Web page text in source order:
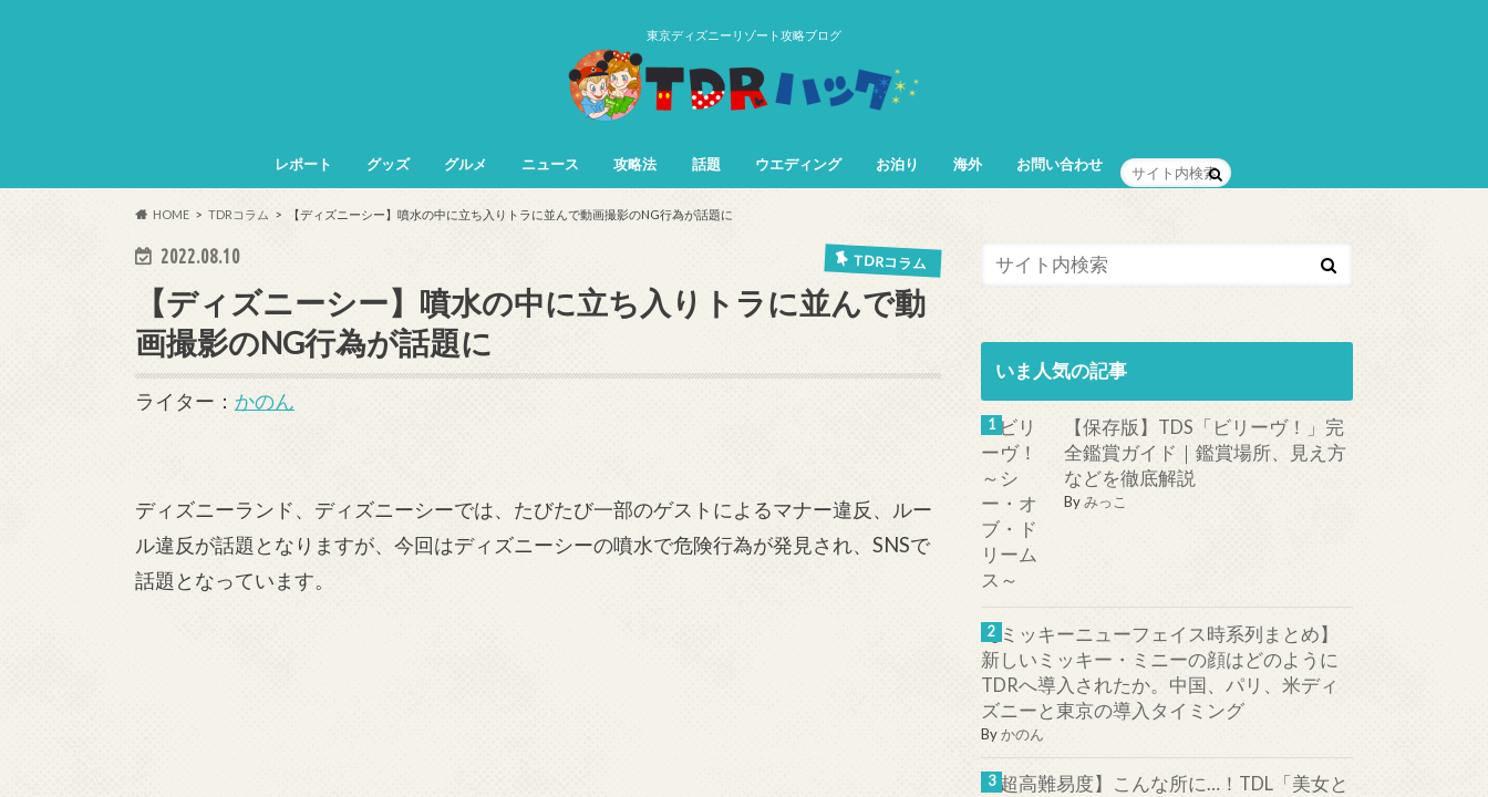
東京ディズニーリゾート攻略ブログ
レポート グッズ グルメ ニュース 攻略法 話題 ウエディング お泊り 海外 お問い合わせ
HOME TDRコラム 【ディズニーシー】噴水の中に立ち入りトラに並んで動画撮影のNG行為が話題に
2022.08.10 TDRコラム
【ディズニーシー】噴水の中に立ち入りトラに並んで動
画撮影のNG行為が話題に
ライター： かのん
ディズニーランド、ディズニーシーでは、たびたび一部のゲストによるマナー違反、ルー
ル違反が話題となりますが、今回はディズニーシーの噴水で危険行為が発見され、SNSで
話題となっています。
いま人気の記事
【保存版】TDS「ビリーヴ！」完
全鑑賞ガイド｜鑑賞場所、見え方
などを徹底解説
Byみっこ
【ミッキーニューフェイス時系列まとめ】
新しいミッキー・ミニーの顔はどのように
TDRへ導入されたか。中国、パリ、米ディ
ズニーと東京の導入タイミング
Byかのん
【超高難易度】こんな所に…！TDL「美女と